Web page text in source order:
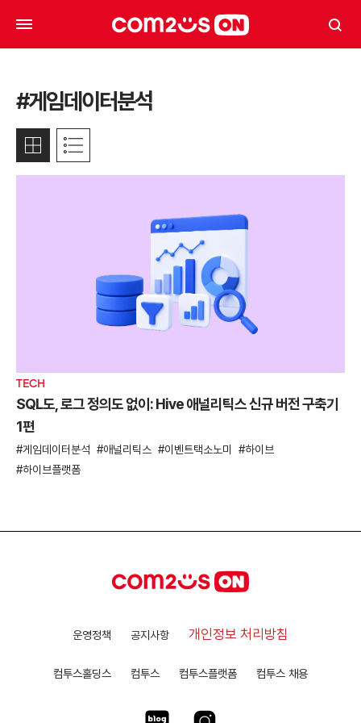
#게임데이터분석
TECH
SQL도, 로그 정의도 없이: Hive 애널리틱스 신규 버전 구축기
1편
게임데이터분석 애널리틱스 이벤트택소노미
하이브
하이브플랫폼
운영정책 공지사항 개인정보 처리방침
컴투스홀딩스 컴투스 컴투스플랫폼 컴투스 채용